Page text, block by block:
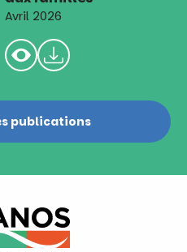
Avril 2026
publications